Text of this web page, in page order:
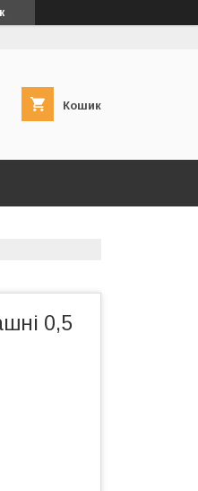
Кошик
0,5